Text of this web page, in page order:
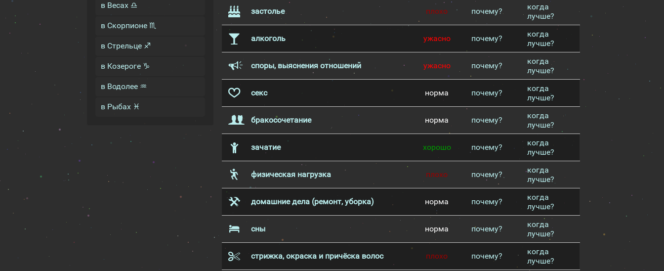
в Весах ♎
в Скорпионе ♏
в Стрельце ♐
в Козероге ♑
в Водолее ♒
в Рыбах ♓
застолье плохо почему?
когда
лучше?
алкоголь ужасно почему?
когда
лучше?
споры, выяснения отношений ужасно почему?
когда
лучше?
секс норма почему?
когда
лучше?
бракосочетание норма почему?
когда
лучше?
зачатие хорошо почему?
когда
лучше?
физическая нагрузка плохо почему?
когда
лучше?
домашние дела (ремонт, уборка) норма почему?
когда
лучше?
сны норма почему?
когда
лучше?
стрижка, окраска и причёска волос плохо почему?
когда
лучше?